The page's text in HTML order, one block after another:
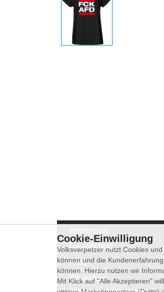
Datenschutz
AGB
WhatsApp
Cookie-Einwilligung
Volksverpetzer nutzt Cookies
können und die
können. Hierzu nutzen wir
Mit Klick auf "Alle Akzeptieren"